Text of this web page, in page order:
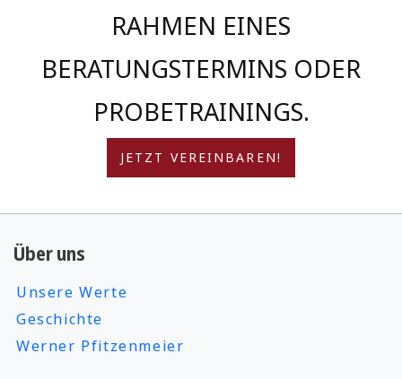
RAHMEN EINES
BERATUNGSTERMINS ODER
PROBETRAININGS.
JETZT VEREINBAREN!
Über uns
Unsere Werte
Geschichte
Werner Pfitzenmeier